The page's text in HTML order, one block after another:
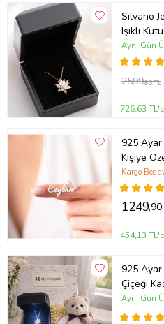
Silvano
Işıklı
Kolye
Aynı Gün
2599,86 TL
726,63
925 Ayar
Kişiye
Hediye
Kargo
1249
454,13
925 Ayar
Çiçeği
Polaroid
Aynı Gün